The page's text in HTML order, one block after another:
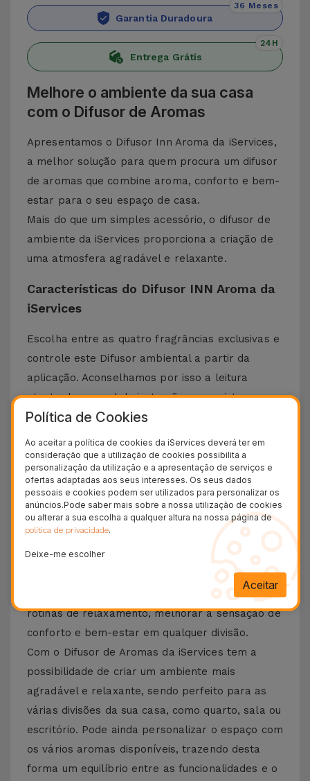
Garantia Duradoura
36 Meses
Entrega Grátis
24H
Melhore o ambiente da sua casa
com o Difusor de Aromas
Apresentamos o Difusor Inn Aroma da iServices,
a melhor solução para quem procura um difusor
de aromas que combine aroma, conforto e bem-
estar para o seu espaço de casa.
Mais do que um simples acessório, o difusor de
ambiente da iServices proporciona a criação de
uma atmosfera agradável e relaxante.
Características do Difusor INN Aroma da
iServices
Escolha entre as quatro fragrâncias exclusivas e
controle este Difusor ambiental a partir da
aplicação. Aconselhamos por isso a leitura
atenta do manual de instruções com vista a
promover a melhor sensação de bem-estar e
tranquilidade para si, mas também para a sua
família e amigos.
Porque escolher o difusor de aromas da
iServices para o seu espaço?
Optar pelo Difusor Aroma INN da iServices, é
escolher um difusor ambiental que pode fazer
mais do que perfumar o seu espaço. Trata-se de
um acessório que contribui ativamente para criar
rotinas de relaxamento, melhorar a sensação de
conforto e bem-estar em qualquer divisão.
Com o Difusor de Aromas da iServices tem a
possibilidade de criar um ambiente mais
agradável e relaxante, sendo perfeito para as
várias divisões da sua casa, como quarto, sala ou
escritório. Pode ainda personalizar o espaço com
os vários aromas disponíveis, trazendo desta
forma um equilíbrio entre as funcionalidades e o
Política de Cookies
Ao aceitar a política de cookies da iServices deverá ter em
consideração que a utilização de cookies possibilita a
personalização da utilização e a apresentação de serviços e
ofertas adaptadas aos seus interesses. Os seus dados
pessoais e cookies podem ser utilizados para personalizar os
anúncios.Pode saber mais sobre a nossa utilização de cookies
ou alterar a sua escolha a qualquer altura na nossa página de
política de privacidade.
Deixe-me escolher
Aceitar